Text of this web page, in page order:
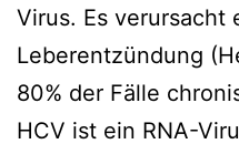
Virus. Es verursacht
Leberentzündung
80% der Fälle
HCV ist ein RNA-